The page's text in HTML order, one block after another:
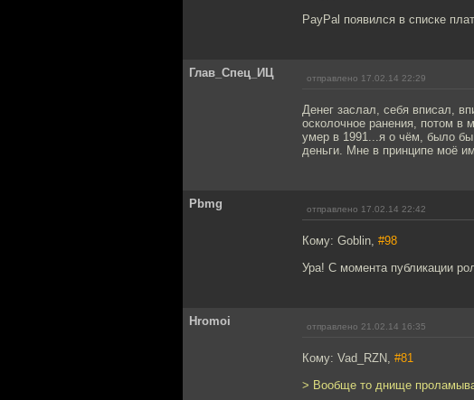
PayPal появился в списке
Глав_Спец_ИЦ отправлено 17.02.14 22:29
Денег заслал, себя вписал,
осколочное ранения, потом в
умер в 1991...я о чём, было бы
деньги. Мне в принципе моё
Pbmg отправлено 17.02.14 22:42
Кому: Goblin, #98
Ура! С момента публикации
Hromoi отправлено 21.02.14 16:35
Кому: Vad_RZN, #81
> Вообще то днище